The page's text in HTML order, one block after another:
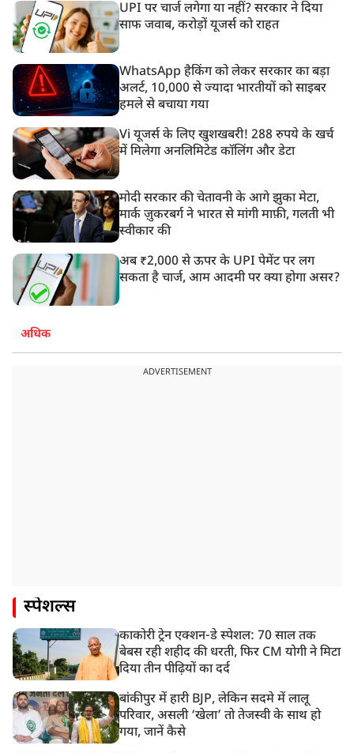
UPI पर चार्ज लगेगा या नहीं? सरकार ने दिया
साफ जवाब, करोड़ों यूजर्स को राहत
WhatsApp हैकिंग को लेकर सरकार का बड़ा
अलर्ट, 10,000 से ज्यादा भारतीयों को साइबर
हमले से बचाया गया
Vi यूजर्स के लिए खुशखबरी! 288 रुपये के खर्च
में मिलेगा अनलिमिटेड कॉलिंग और डेटा
मोदी सरकार की चेतावनी के आगे झुका मेटा,
मार्क ज़ुकरबर्ग ने भारत से मांगी माफ़ी, गलती भी
स्वीकार की
अब ₹2,000 से ऊपर के UPI पेमेंट पर लग
सकता है चार्ज, आम आदमी पर क्या होगा असर?
अधिक
ADVERTISEMENT
स्पेशल्स
काकोरी ट्रेन एक्शन-डे स्पेशल: 70 साल तक
बेबस रही शहीद की धरती, फिर CM योगी ने मिटा
दिया तीन पीढ़ियों का दर्द
बांकीपुर में हारी BJP, लेकिन सदमे में लालू
परिवार, असली ‘खेला’ तो तेजस्वी के साथ हो
गया, जानें कैसे